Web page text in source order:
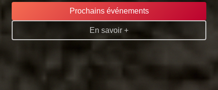
Prochains événements
En savoir +